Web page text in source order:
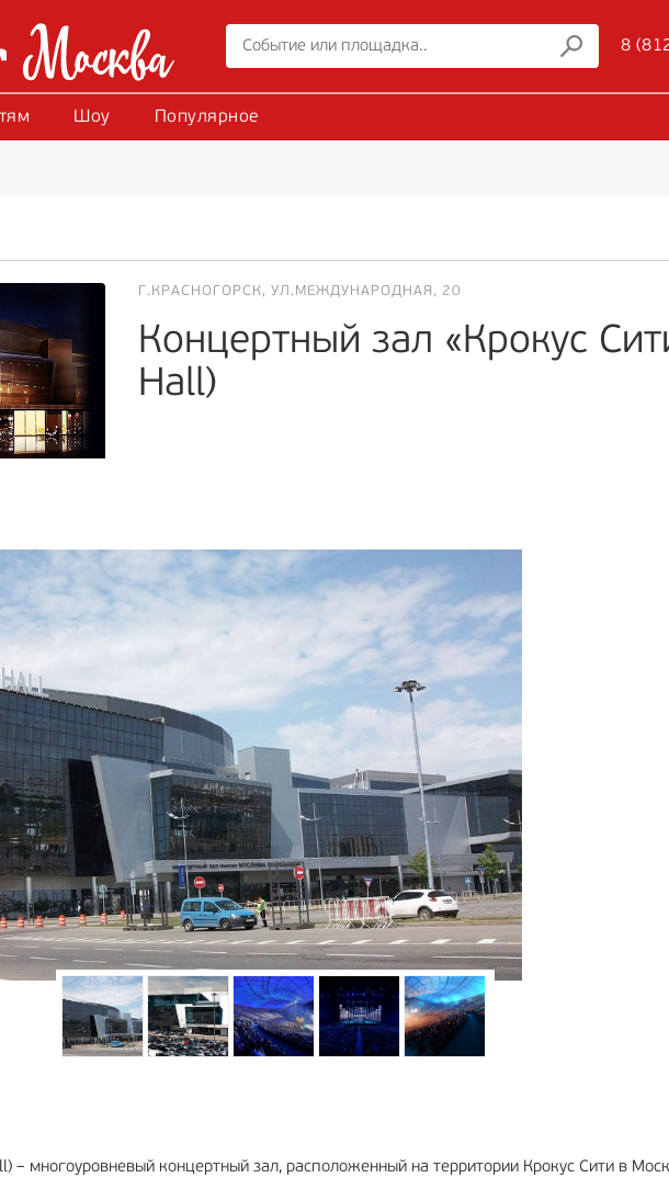
8
Шоу Популярное
Г.КРАСНОГОРСК, УЛ.МЕЖДУНАРОДНАЯ, 20
Концертный зал «Крокус
Hall)
– многоуровневый концертный зал, расположенный на территории Крокус Сити в